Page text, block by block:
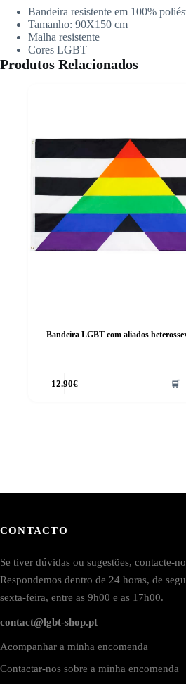
Bandeira resistente em 100%
Tamanho: 90X150 cm
Malha resistente
Cores LGBT
Produtos Relacionados
Bandeira LGBT com aliados
12.90€ 🛒
CONTACTO
Se tiver dúvidas ou sugestões, contacte-
Respondemos dentro de 24 horas, de
sexta-feira, entre as 9h00 e as 17h00.
contact@lgbt-shop.pt
Acompanhar a minha encomenda
Contactar-nos sobre a minha encomenda